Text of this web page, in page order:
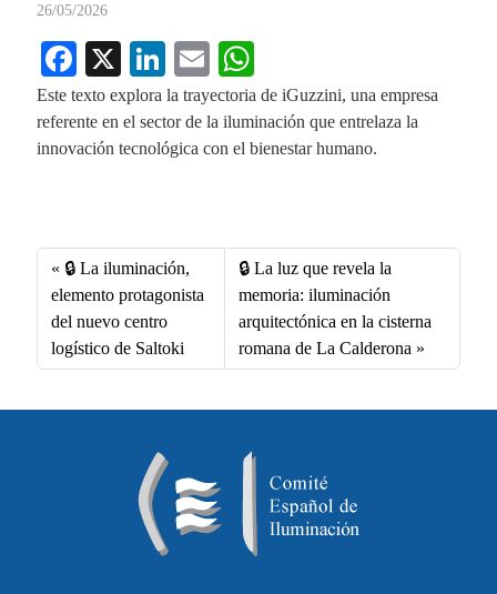
26/05/2026
Fa
ce
bo
ok
X
Li
nk
ed
In
E
m
ail
ha
ts
A
Este texto explora la trayectoria de iGuzzini, una empresa
referente en el sector de la iluminación que entrelaza la
innovación tecnológica con el bienestar humano.
bo
ok
ed
In
ail ts
A
pp
🔒​ La iluminación,
elemento protagonista
del nuevo centro
logístico de Saltoki
🔒​ La luz que revela la
memoria: iluminación
arquitectónica en la cisterna
romana de La Calderona